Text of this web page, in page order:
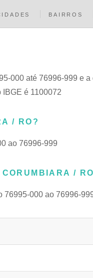
BAIRROS
000 até 76996-999 e
é 1100072
/ RO?
ao 76996-999
/
76995-000 ao 76996-